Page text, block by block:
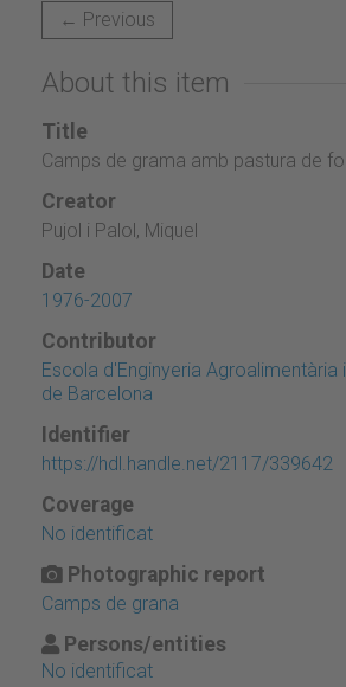
← Previous
About this item
Title
Camps de grama amb pastura de
Creator
Pujol i Palol, Miquel
Date
1976-2007
Contributor
Escola d'Enginyeria Agroalimentària
de Barcelona
Identifier
https://hdl.handle.net/2117/339642
Coverage
No identificat
Photographic report
Camps de grana
Persons/entities
No identificat